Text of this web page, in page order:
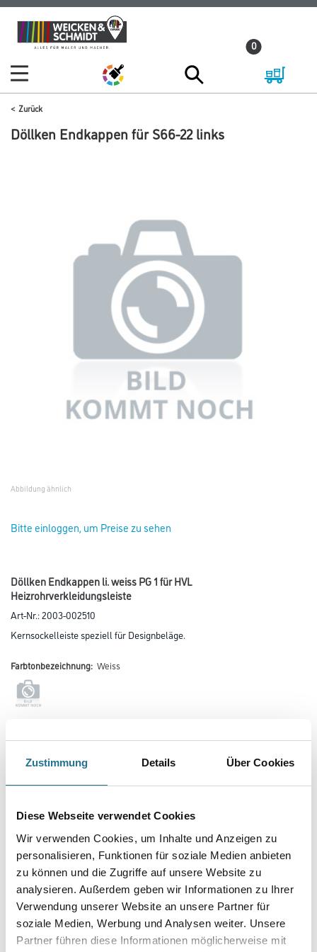
Zustimmung Details Über Cookies
Diese Webseite verwendet Cookies
Wir verwenden Cookies, um Inhalte und Anzeigen zu
personalisieren, Funktionen für soziale Medien anbieten
zu können und die Zugriffe auf unsere Website zu
analysieren. Außerdem geben wir Informationen zu Ihrer
Verwendung unserer Website an unsere Partner für
soziale Medien, Werbung und Analysen weiter. Unsere
Partner führen diese Informationen möglicherweise mit
Zum
Inhalt
Zum
Navigationsmenü
0
Zurück
Döllken Endkappen für S66-22 links
Abbildung ähnlich
Bitte einloggen, um Preise zu sehen
Döllken Endkappen li. weiss PG 1 für HVL
Heizrohrverkleidungsleiste
Art-Nr.:2003-002510
Kernsockelleiste speziell für Designbeläge.
Farbtonbezeichnung: Weiss
Länge in centimeter
Breite in centimeter
Gebinde